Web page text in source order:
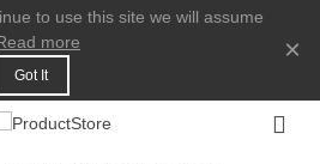
to use this site we will assume
more
Got It
×